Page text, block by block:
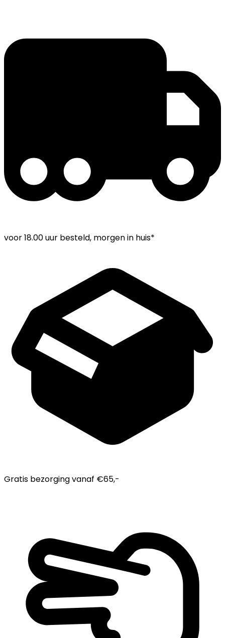
voor18.00 uur besteld, morgen in huis*
Gratis bezorgingvanaf €65,-